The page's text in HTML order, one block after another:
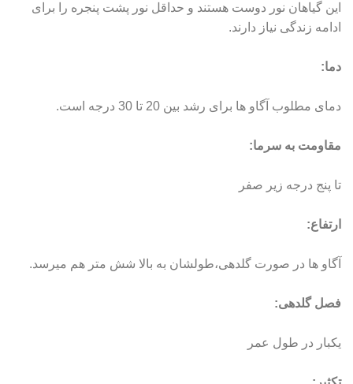
این گیاهان نور دوست هستند و حداقل نور پشت پنجره را برای
ادامه زندگی نیاز دارند.
دما:
دمای مطلوب آگاو ها برای رشد بین 20 تا 30 درجه است.
مقاومت به سرما:
تا پنج درجه زیر صفر
ارتفاع:
آگاو ها در صورت گلدهی،طولشان به بالا شش متر هم میرسد.
فصل گلدهی:
یکبار در طول عمر